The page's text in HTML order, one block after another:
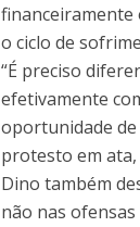
financeiramente
o ciclo de
“É preciso
efetivamente
oportunidade
protesto em
Dino também
não nas